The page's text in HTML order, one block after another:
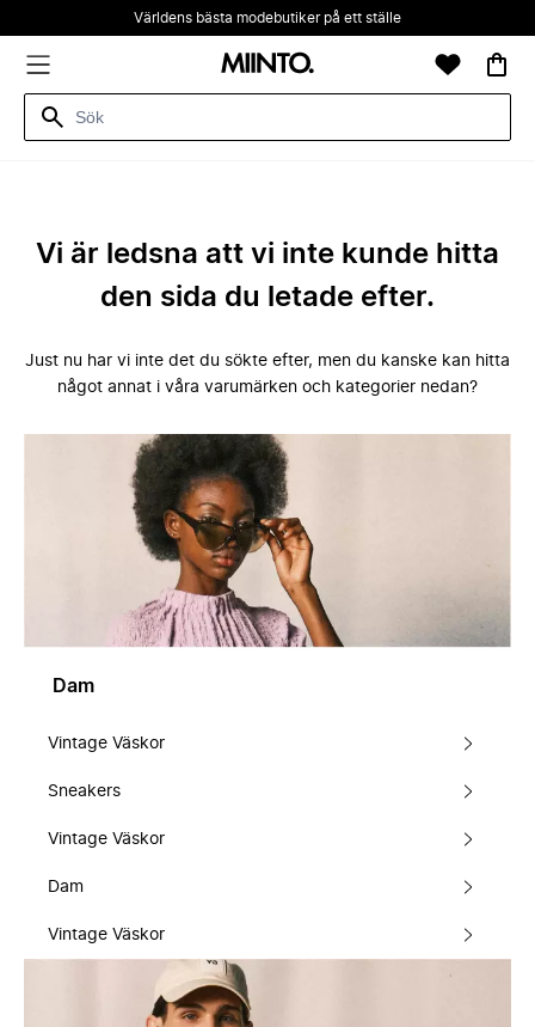
Världens bästa modebutiker på ett ställe
Vi är ledsna att vi inte kunde hitta
den sida du letade efter.
Just nu har vi inte det du sökte efter, men du kanske kan hitta
något annat i våra varumärken och kategorier nedan?
Dam
Vintage Väskor
Sneakers
Vintage Väskor
Dam
Vintage Väskor